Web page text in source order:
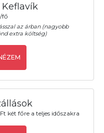
fő
az árban (nagyobb
extra költség)
két főre a teljes időszakra